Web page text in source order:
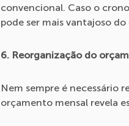
convencional. Caso o
pode ser mais vantajoso
6. Reorganização do
Nem sempre é necessário
orçamento mensal revela